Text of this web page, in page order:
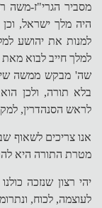
מסביר הגרי"ז-משה
היה מלך ישראל,
למנות את יהושע
למלך חייב לבוא
שה' מבקש ממשה
בלא תורה, ולכן
לראש הסנהדרין,
אנו צריכים לשאוף
מטרת התורה היא
יהי רצון שנזכה
לעוצמה, לכוח,